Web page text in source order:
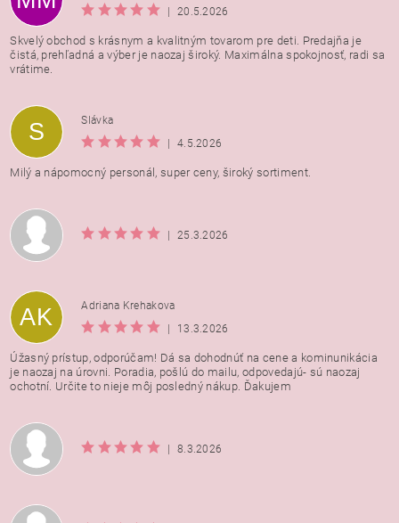
Vložením hodnotenie súhlasíte s
osobných údajov
20.5.2026
Skvelý obchod s krásnym a kvalitným tovarom pre deti. Predajňa je
čistá, prehľadná a výber je naozaj široký. Maximálna spokojnosť, radi sa
vrátime.
S
Slávka
4.5.2026
Milý a nápomocný personál, super ceny, široký sortiment.
25.3.2026
AK
Adriana Krehakova
13.3.2026
Úžasný prístup, odporúčam! Dá sa dohodnúť na cene a kominunikácia
je naozaj na úrovni. Poradia, pošlú do mailu, odpovedajú- sú naozaj
ochotní. Určite to nieje môj posledný nákup. Ďakujem
8.3.2026